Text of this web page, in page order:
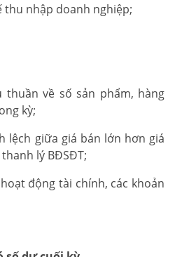
thu nhập doanh nghiệp;
về số sản phẩm, hàng
kỳ;
lệch giữa giá bán lớn hơn giá
lý BĐSĐT;
động tài chính, các khoản